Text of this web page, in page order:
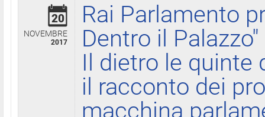
20
NOVEMBRE
2017
Rai Parlamento
Dentro il Palazzo"
Il dietro le quinte
il racconto dei
macchina